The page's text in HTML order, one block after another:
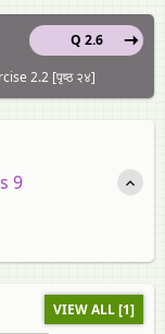
Q 2.6
2.2 [पृष्ठ २४]
9
VIEW ALL [1]